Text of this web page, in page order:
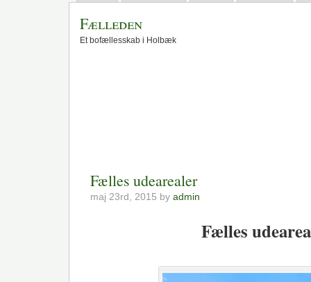
Fælleden
Et bofællesskab i Holbæk
Fælles udearealer
maj 23rd, 2015 by admin
Fælles